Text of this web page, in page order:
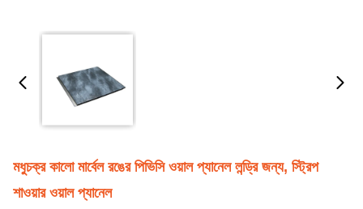
মধুচক্র কালো মার্বেল রঙের পিভিসি ওয়াল প্যানেল লন্ড্রি জন্য, স্ট্রিপ
শাওয়ার ওয়াল প্যানেল